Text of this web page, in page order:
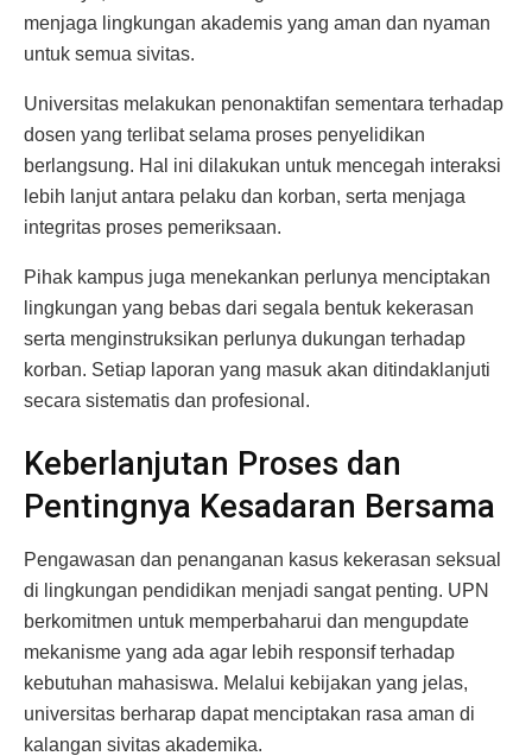
menjaga lingkungan akademis yang aman dan nyaman
untuk semua sivitas.
Universitas melakukan penonaktifan sementara terhadap
dosen yang terlibat selama proses penyelidikan
berlangsung. Hal ini dilakukan untuk mencegah interaksi
lebih lanjut antara pelaku dan korban, serta menjaga
integritas proses pemeriksaan.
Pihak kampus juga menekankan perlunya menciptakan
lingkungan yang bebas dari segala bentuk kekerasan
serta menginstruksikan perlunya dukungan terhadap
korban. Setiap laporan yang masuk akan ditindaklanjuti
secara sistematis dan profesional.
Keberlanjutan Proses dan
Pentingnya Kesadaran Bersama
Pengawasan dan penanganan kasus kekerasan seksual
di lingkungan pendidikan menjadi sangat penting. UPN
berkomitmen untuk memperbaharui dan mengupdate
mekanisme yang ada agar lebih responsif terhadap
kebutuhan mahasiswa. Melalui kebijakan yang jelas,
universitas berharap dapat menciptakan rasa aman di
kalangan sivitas akademika.